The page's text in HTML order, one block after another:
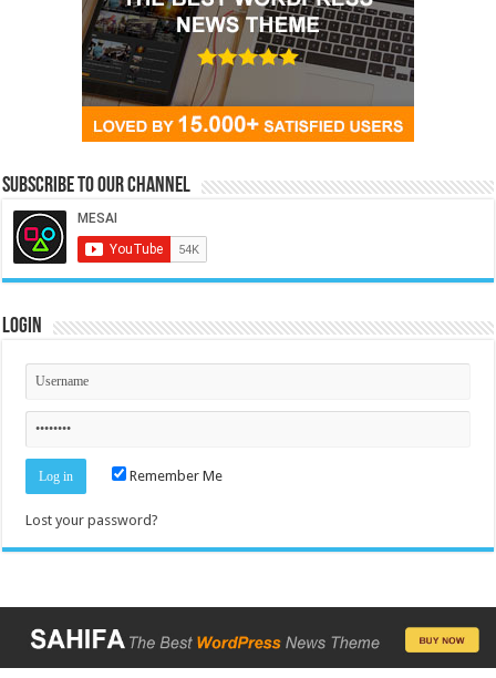
Subscribe to our Channel
Login
Remember Me
Lost your password?